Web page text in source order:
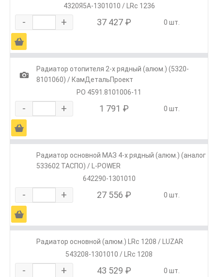
4320Я5А-1301010 / LRc 1236
- + 37 427 ₽ 0 шт.
Ä
1
Радиатор отопителя 2-х рядный (алюм.) (5320-
8101060) / КамДетальПроект
РО 4591.8101006-11
- + 1 791 ₽ 0 шт.
Ä
Радиатор основной МАЗ 4-х рядный (алюм.) (аналог
533602 ТАСПО) / L-POWER
642290-1301010
- + 27 556 ₽ 0 шт.
Ä
Радиатор основной (алюм.) LRc 1208 / LUZAR
543208-1301010 / LRc 1208
- + 43 529 ₽ 0 шт.